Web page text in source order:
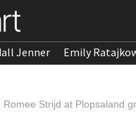
Jenner Emily
Romee Strijd at Plopsaland